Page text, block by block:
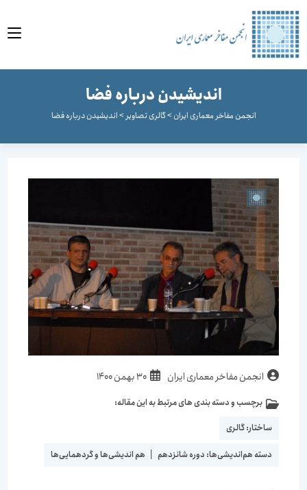
اندیشیدن درباره فضا
انجمن مفاخر معماری ایران>گالری تصاویر>اندیشیدن درباره فضا
انجمن مفاخر معماری ایران 30 بهمن 1400
برچسب و دسته بندی های مرتبط به این مقاله:
ساختار:گالری
دسته هم‌اندیشی‌ها:دوره شانزدهم | هم اندیشی‌ها و گردهمایی‌ها